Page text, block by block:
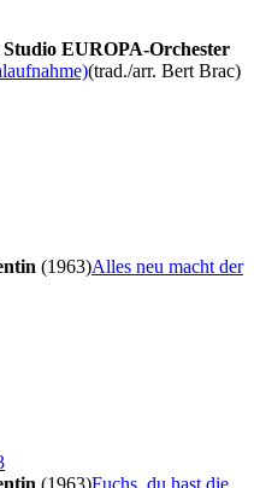
EUROPA-Orchester
(trad./arr. Bert Brac)
(1963)Alles neu macht der
(1963)Fuchs, du hast die